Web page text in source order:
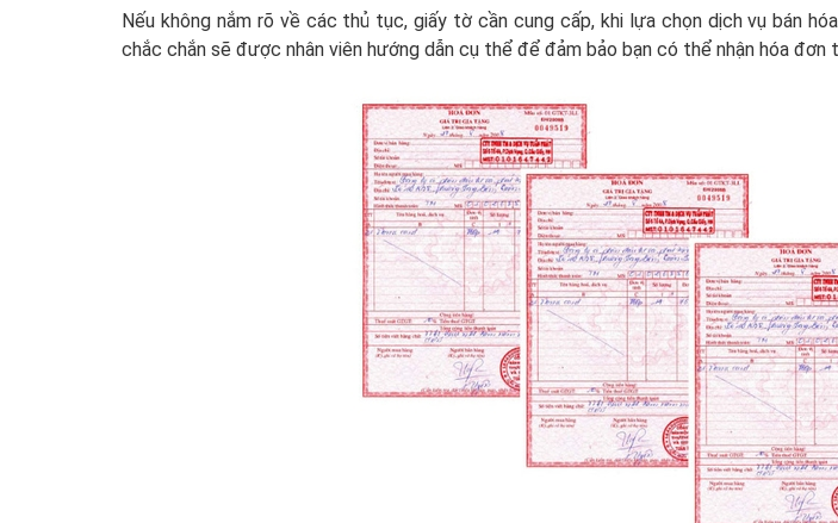
Nếu không nắm rõ về các thủ tục, giấy tờ cần cung cấp, khi lựa chọn dịch vụ bán
chắc chắn sẽ được nhân viên hướng dẫn cụ thể để đảm bảo bạn có thể nhận hóa đơn